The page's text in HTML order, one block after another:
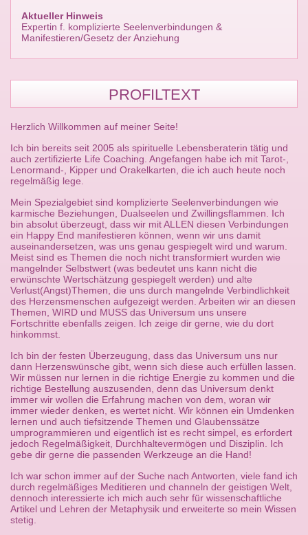
Aktueller Hinweis
Expertin f. komplizierte Seelenverbindungen &
Manifestieren/Gesetz der Anziehung
PROFILTEXT
Herzlich Willkommen auf meiner Seite!
Ich bin bereits seit 2005 als spirituelle Lebensberaterin tätig und
auch zertifizierte Life Coaching. Angefangen habe ich mit Tarot-,
Lenormand-, Kipper und Orakelkarten, die ich auch heute noch
regelmäßig lege.
Mein Spezialgebiet sind komplizierte Seelenverbindungen wie
karmische Beziehungen, Dualseelen und Zwillingsflammen. Ich
bin absolut überzeugt, dass wir mit ALLEN diesen Verbindungen
ein Happy End manifestieren können, wenn wir uns damit
auseinandersetzen, was uns genau gespiegelt wird und warum.
Meist sind es Themen die noch nicht transformiert wurden wie
mangelnder Selbstwert (was bedeutet uns kann nicht die
erwünschte Wertschätzung gespiegelt werden) und alte
Verlust(Angst)Themen, die uns durch mangelnde Verbindlichkeit
des Herzensmenschen aufgezeigt werden. Arbeiten wir an diesen
Themen, WIRD und MUSS das Universum uns unsere
Fortschritte ebenfalls zeigen. Ich zeige dir gerne, wie du dort
hinkommst.
Ich bin der festen Überzeugung, dass das Universum uns nur
dann Herzenswünsche gibt, wenn sich diese auch erfüllen lassen.
Wir müssen nur lernen in die richtige Energie zu kommen und die
richtige Bestellung auszusenden, denn das Universum denkt
immer wir wollen die Erfahrung machen von dem, woran wir
immer wieder denken, es wertet nicht. Wir können ein Umdenken
lernen und auch tiefsitzende Themen und Glaubenssätze
umprogrammieren und eigentlich ist es recht simpel, es erfordert
jedoch Regelmäßigkeit, Durchhaltevermögen und Disziplin. Ich
gebe dir gerne die passenden Werkzeuge an die Hand!
Ich war schon immer auf der Suche nach Antworten, viele fand ich
durch regelmäßiges Meditieren und channeln der geistigen Welt,
dennoch interessierte ich mich auch sehr für wissenschaftliche
Artikel und Lehren der Metaphysik und erweiterte so mein Wissen
stetig.